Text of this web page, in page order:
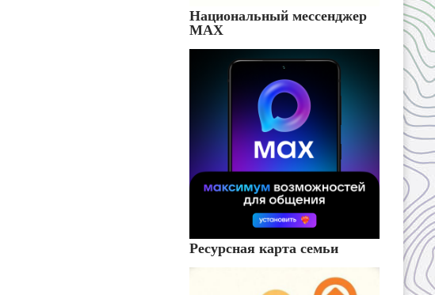
Национальный мессенджер
MAX
Ресурсная карта семьи